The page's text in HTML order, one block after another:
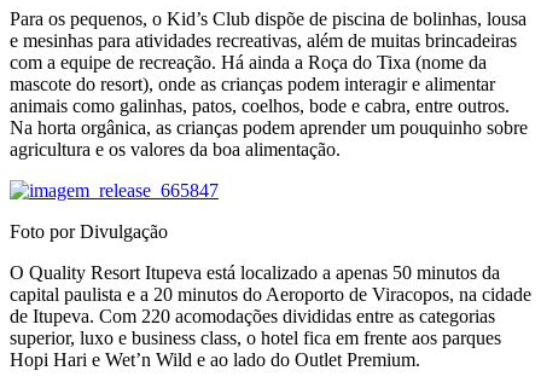
Para os pequenos, o Kid’s Club dispõe de piscina de bolinhas, lousa
e mesinhas para atividades recreativas, além de muitas brincadeiras
com a equipe de recreação. Há ainda a Roça do Tixa (nome da
mascote do resort), onde as crianças podem interagir e alimentar
animais como galinhas, patos, coelhos, bode e cabra, entre outros.
Na horta orgânica, as crianças podem aprender um pouquinho sobre
agricultura e os valores da boa alimentação.
Foto por Divulgação
O Quality Resort Itupeva está localizado a apenas 50 minutos da
capital paulista e a 20 minutos do Aeroporto de Viracopos, na cidade
de Itupeva. Com 220 acomodações divididas entre as categorias
superior, luxo e business class, o hotel fica em frente aos parques
Hopi Hari e Wet’n Wild e ao lado do Outlet Premium.